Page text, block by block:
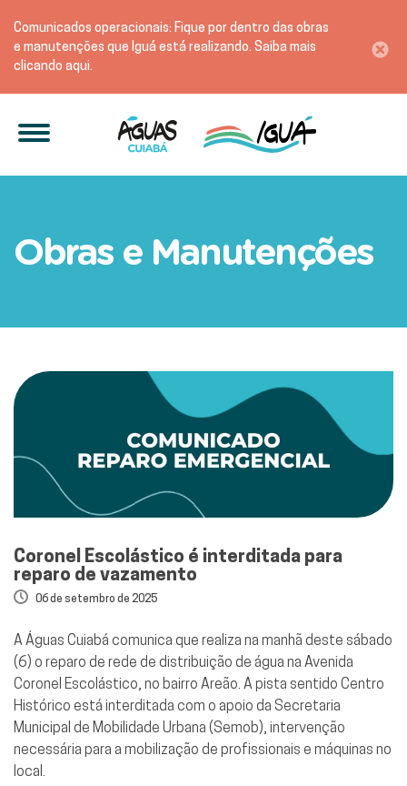
Comunicados operacionais: Fique por dentro das obras
e manutenções que Iguá está realizando. Saiba mais
clicando aqui.
Obras e Manutenções
Coronel Escolástico é interditada para
reparo de vazamento
06 de setembro de 2025
A Águas Cuiabá comunica que realiza na manhã deste sábado
(6) o reparo de rede de distribuição de água na Avenida
Coronel Escolástico, no bairro Areão. A pista sentido Centro
Histórico está interditada com o apoio da Secretaria
Municipal de Mobilidade Urbana (Semob), intervenção
necessária para a mobilização de profissionais e máquinas no
local.